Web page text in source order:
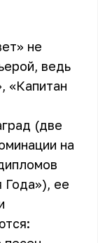
не
ведь
«Капитан
(две
на
Года»), ее